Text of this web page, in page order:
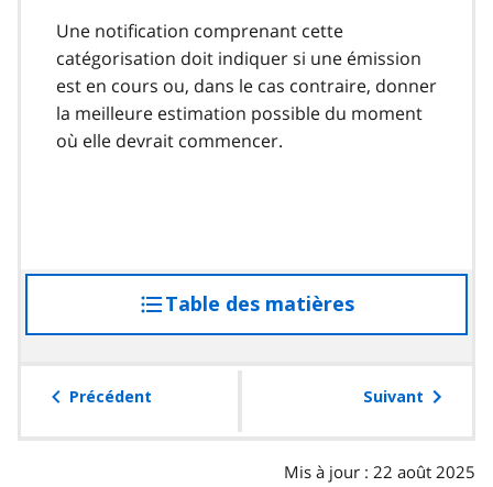
Une notification comprenant cette
catégorisation doit indiquer si une émission
est en cours ou, dans le cas contraire, donner
la meilleure estimation possible du moment
où elle devrait commencer.
Table des matières
à
table
Précédent Suivant
Mis à jour : 22 août 2025